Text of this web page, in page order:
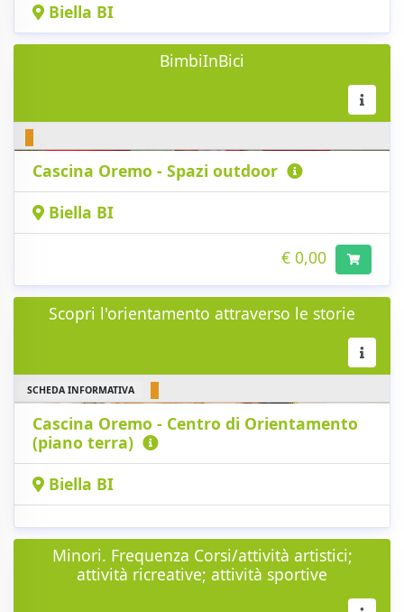
Biella BI
BimbiInBici
Cascina Oremo - Spazi outdoor
Biella BI
€ 0,00
Scopri l'orientamento attraverso le storie
SCHEDA INFORMATIVA
Cascina Oremo - Centro di Orientamento
(piano terra)
Biella BI
Minori. Frequenza Corsi/attività artistici;
attività ricreative; attività sportive